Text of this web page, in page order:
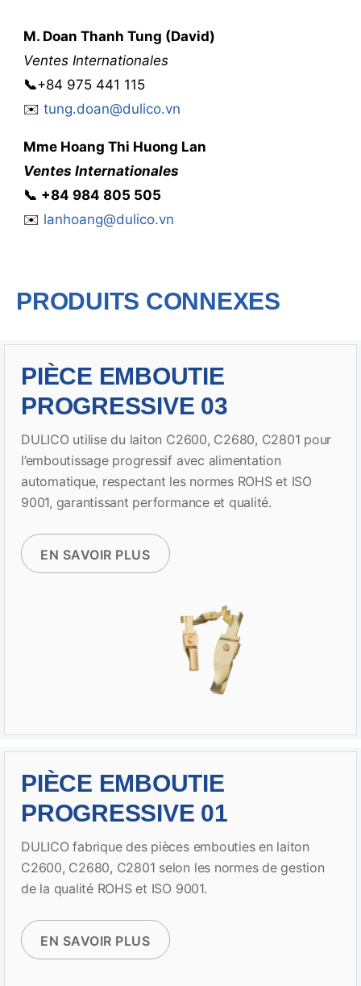
M. Doan Thanh Tung (David)
Ventes Internationales
📞+84 975 441 115
✉️ tung.doan@dulico.vn
Mme Hoang Thi Huong Lan
Ventes Internationales
📞 ‭‭+84 984 805 505
✉️ lanhoang@dulico.vn
PRODUITS CONNEXES
PIÈCE EMBOUTIE
PROGRESSIVE 03
DULICO utilise du laiton C2600, C2680, C2801 pour
l’emboutissage progressif avec alimentation
automatique, respectant les normes ROHS et ISO
9001, garantissant performance et qualité.
EN SAVOIR PLUS
PIÈCE EMBOUTIE
PROGRESSIVE 01
DULICO fabrique des pièces embouties en laiton
C2600, C2680, C2801 selon les normes de gestion
de la qualité ROHS et ISO 9001.
EN SAVOIR PLUS